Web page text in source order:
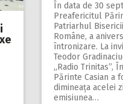
În data de 30
Preafericitul
Patriarhul
Române, a
întronizare. La
Teodor
„Radio Trinitas”,
Părinte Casian a
dimineața acelei
emisiunea…